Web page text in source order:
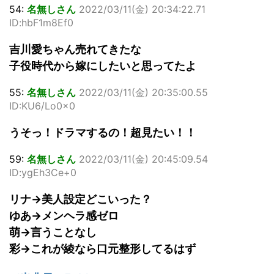
54: 名無しさん 2022/03/11(金) 20:34:22.71
ID:hbF1m8Ef0
吉川愛ちゃん売れてきたな
子役時代から嫁にしたいと思ってたよ
55: 名無しさん 2022/03/11(金) 20:35:00.55
ID:KU6/Lo0x0
うそっ！ドラマするの！超見たい！！
59: 名無しさん 2022/03/11(金) 20:45:09.54
ID:ygEh3Ce+0
リナ→美人設定どこいった？
ゆあ→メンヘラ感ゼロ
萌→言うことなし
彩→これが綾なら口元整形してるはず